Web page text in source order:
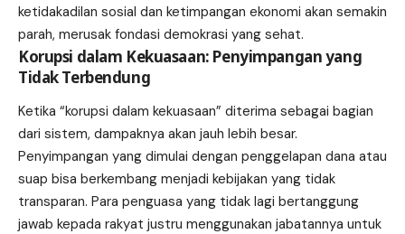
ketidakadilan sosial dan ketimpangan ekonomi akan semakin
parah, merusak fondasi demokrasi yang sehat.
Korupsi dalam Kekuasaan: Penyimpangan yang
Tidak Terbendung
Ketika “korupsi dalam kekuasaan” diterima sebagai bagian
dari sistem, dampaknya akan jauh lebih besar.
Penyimpangan yang dimulai dengan penggelapan dana atau
suap bisa berkembang menjadi kebijakan yang tidak
transparan. Para penguasa yang tidak lagi bertanggung
jawab kepada rakyat justru menggunakan jabatannya untuk